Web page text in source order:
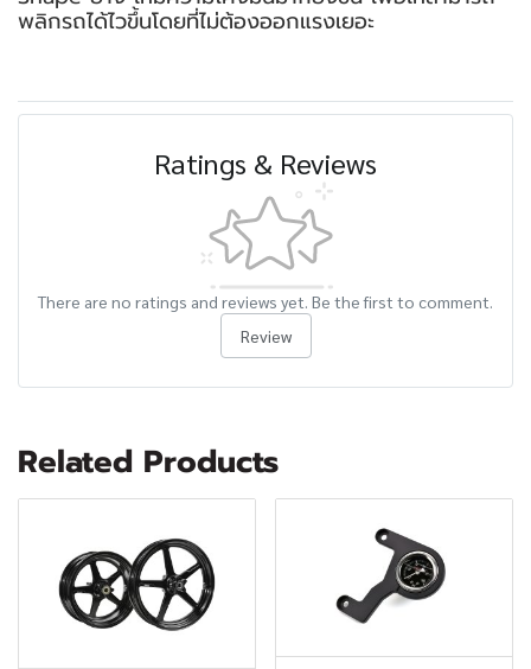
พลิกรถได้ไวขึ้นโดยที่ไม่ต้องออกแรงเยอะ
Ratings & Reviews
There are no ratings and reviews yet. Be the first to comment.
Review
Related Products